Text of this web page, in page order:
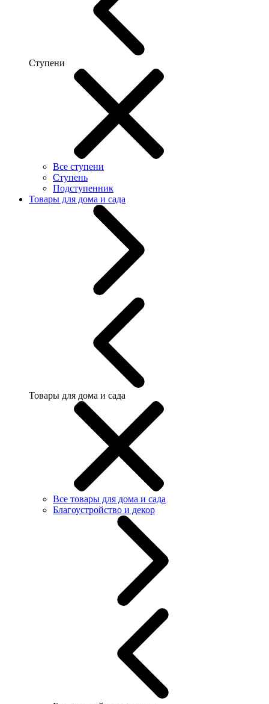
Ступени
Все ступени
Ступень
Подступенник
Товары для дома и сада
Товары для дома и сада
Все товары для дома и сада
Благоустройство и декор